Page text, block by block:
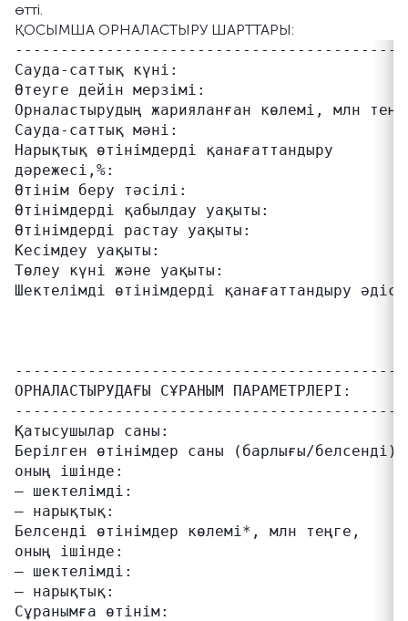
өтті.
ҚОСЫМША ОРНАЛАСТЫРУ ШАРТТАРЫ:
Сауда-саттық күні:
Өтеуге дейін мерзімі:
Орналастырудың жарияланған көлемі, млн
Сауда-саттық мәні:
Нарықтық өтінімдерді қанағаттандыру
дәрежесі,%:
Өтінім беру тәсілі:
Өтінімдерді қабылдау уақыты:
Өтінімдерді растау уақыты:
Кесімдеу уақыты:
Төлеу күні және уақыты:
Шектелімді өтінімдерді қанағаттандыру
ОРНАЛАСТЫРУДАҒЫ СҰРАНЫМ ПАРАМЕТРЛЕРІ:
Қатысушылар саны:
Берілген өтінімдер саны (барлығы/
оның ішінде:
– шектелімді:
– нарықтық:
Белсенді өтінімдер көлемі*, млн
оның ішінде:
– шектелімді:
– нарықтық:
Сұранымға өтінім: